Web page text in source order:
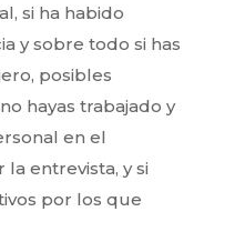
si ha habido
y sobre todo si has
posibles
hayas trabajado y
en el
entrevista, y si
por los que